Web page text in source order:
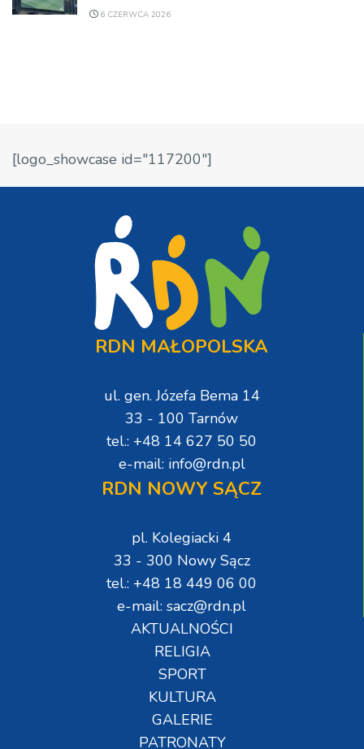
6 CZERWCA 2026
[logo_showcase id="117200"]
RDN MAŁOPOLSKA
ul. gen. Józefa Bema 14
33 - 100 Tarnów
tel.: +48 14 627 50 50
e-mail: info@rdn.pl
RDN NOWY SĄCZ
pl. Kolegiacki 4
33 - 300 Nowy Sącz
tel.: +48 18 449 06 00
e-mail: sacz@rdn.pl
AKTUALNOŚCI
RELIGIA
SPORT
KULTURA
GALERIE
PATRONATY